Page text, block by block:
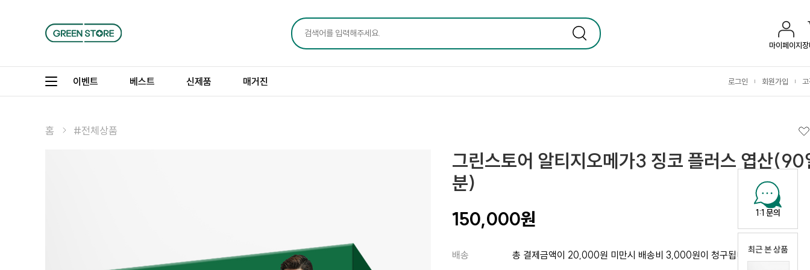
1:1 문의
최근 본 상품
마이페이지
이벤트 베스트 신제품 매거진 로그인 | 회원가입 |
홈 #전체상품
그린스토어 알티지오메가3 징코 플러스 엽산(90
분)
150,000원
배송 총 결제금액이 20,000원 미만시 배송비 3,000원이 청구됩니다.